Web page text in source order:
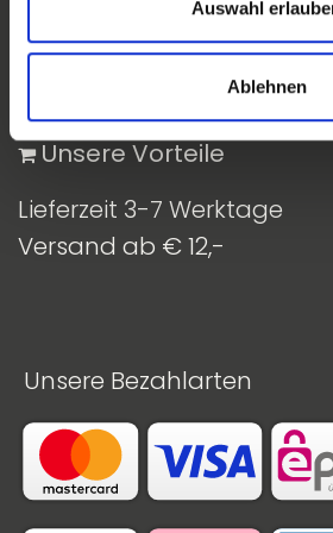
Auswahl
Ablehnen
​ Unsere Vorteile
Lieferzeit 3-7 Werktage
Versand ab € 12,-
Unsere Bezahlarten